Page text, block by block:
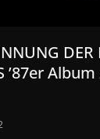
DER
’87er